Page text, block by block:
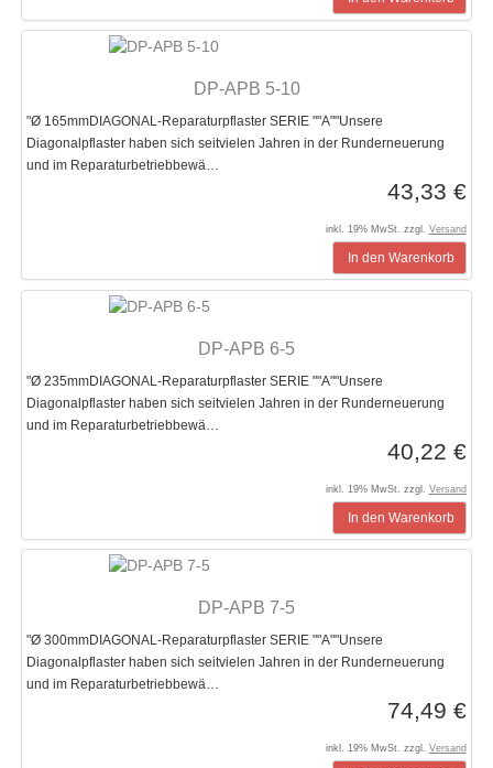
DP-APB 5-10
"Ø 165mmDIAGONAL-Reparaturpflaster SERIE ""A""Unsere
Diagonalpflaster haben sich seitvielen Jahren in der Runderneuerung
und im Reparaturbetriebbewä…
43,33 €
inkl. 19% MwSt. zzgl. Versand
In den Warenkorb
DP-APB 6-5
"Ø 235mmDIAGONAL-Reparaturpflaster SERIE ""A""Unsere
Diagonalpflaster haben sich seitvielen Jahren in der Runderneuerung
und im Reparaturbetriebbewä…
40,22 €
inkl. 19% MwSt. zzgl. Versand
In den Warenkorb
DP-APB 7-5
"Ø 300mmDIAGONAL-Reparaturpflaster SERIE ""A""Unsere
Diagonalpflaster haben sich seitvielen Jahren in der Runderneuerung
und im Reparaturbetriebbewä…
74,49 €
inkl. 19% MwSt. zzgl. Versand